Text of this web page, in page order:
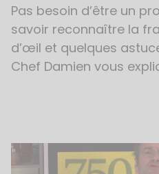
Pas besoin d’être un
savoir reconnaître la
d’œil et quelques
Chef Damien vous